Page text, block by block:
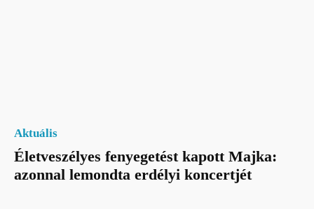
Aktuális
Életveszélyes fenyegetést kapott Majka:
azonnal lemondta erdélyi koncertjét